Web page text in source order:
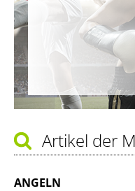
Artikel der
ANGELN